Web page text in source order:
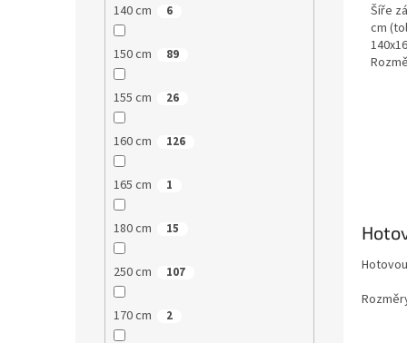
140 cm 6
150 cm 89
155 cm 26
160 cm 126
165 cm 1
180 cm 15
250 cm 107
170 cm 2
Šíře
cm